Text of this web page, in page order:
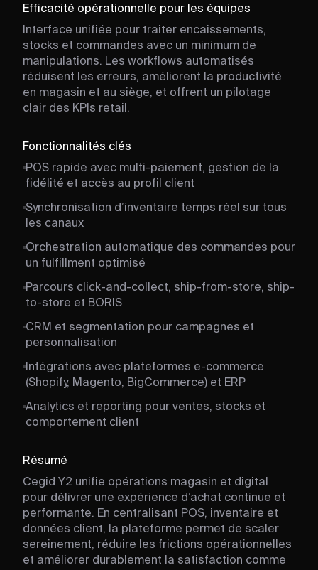
Efficacité opérationnelle pour les équipes
Interface unifiée pour traiter encaissements,
stocks et commandes avec un minimum de
manipulations. Les workflows automatisés
réduisent les erreurs, améliorent la productivité
en magasin et au siège, et offrent un pilotage
clair des KPIs retail.
Fonctionnalités clés
POS rapide avec multi-paiement, gestion de la
fidélité et accès au profil client
Synchronisation d’inventaire temps réel sur tous
les canaux
Orchestration automatique des commandes pour
un fulfillment optimisé
Parcours click-and-collect, ship-from-store, ship-
to-store et BORIS
CRM et segmentation pour campagnes et
personnalisation
Intégrations avec plateformes e-commerce
(Shopify, Magento, BigCommerce) et ERP
Analytics et reporting pour ventes, stocks et
comportement client
Résumé
Cegid Y2 unifie opérations magasin et digital
pour délivrer une expérience d’achat continue et
performante. En centralisant POS, inventaire et
données client, la plateforme permet de scaler
sereinement, réduire les frictions opérationnelles
et améliorer durablement la satisfaction comme